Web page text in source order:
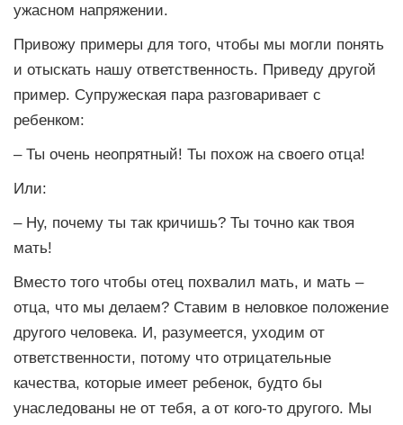
ужасном напряжении.
Привожу примеры для того, чтобы мы могли понять
и отыскать нашу ответственность. Приведу другой
пример. Супружеская пара разговаривает с
ребенком:
– Ты очень неопрятный! Ты похож на своего отца!
Или:
– Ну, почему ты так кричишь? Ты точно как твоя
мать!
Вместо того чтобы отец похвалил мать, и мать –
отца, что мы делаем? Ставим в неловкое положение
другого человека. И, разумеется, уходим от
ответственности, потому что отрицательные
качества, которые имеет ребенок, будто бы
унаследованы не от тебя, а от кого-то другого. Мы